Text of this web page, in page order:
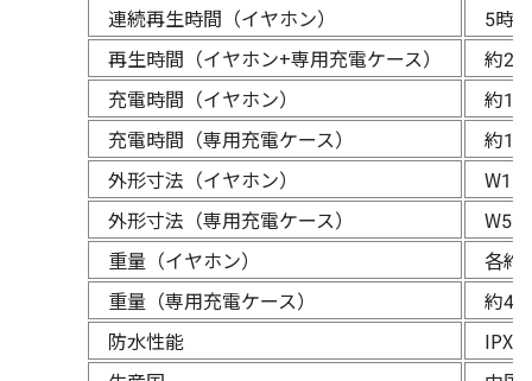
連続再生時間（イヤホン）
5時
再生時間（イヤホン+専用充電ケース）
約27
充電時間（イヤホン）
約1
充電時間（専用充電ケース）
約1
外形寸法（イヤホン）
外形寸法（専用充電ケース）
重量（イヤホン）
各約
重量（専用充電ケース）
約
防水性能
IPX5